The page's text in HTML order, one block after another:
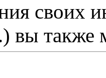
своих
вы также